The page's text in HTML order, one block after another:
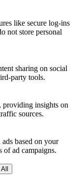
like secure log-ins
not store personal
sharing on social
party tools.
providing insights on
sources.
based on your
of ad campaigns.